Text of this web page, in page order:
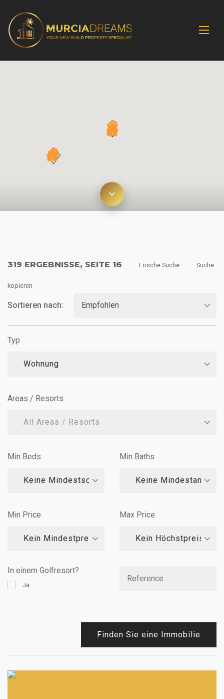
319 ERGEBNISSE, SEITE 16 Lösche Suche Suche
kopieren
Sortieren nach:
Typ
Wohnung
Areas / Resorts
All Areas / Resorts
Min Beds
Keine Mindestschlafzimmer
Min Baths
Keine Mindestanzahl
Min Price
Kein Mindestpreis
Max Price
Kein Höchstpreis
In einem Golfresort?
Ja
Finden Sie eine Immobilie